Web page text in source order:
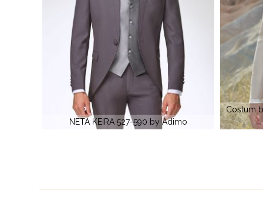
Costum barbatesc TORONTO 999-290 by
Adimo